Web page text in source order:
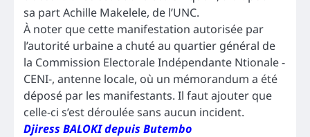
sa part Achille Makelele, de l’UNC.
À noter que cette manifestation autorisée par
l’autorité urbaine a chuté au quartier général de
la Commission Electorale Indépendante Ntionale -
CENI-, antenne locale, où un mémorandum a été
déposé par les manifestants. Il faut ajouter que
celle-ci s’est déroulée sans aucun incident.
Djiress BALOKI depuis Butembo